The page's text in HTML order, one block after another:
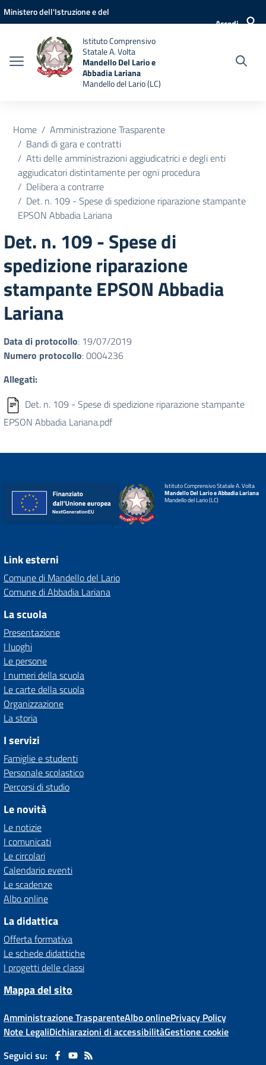
Vai ai contenuti
Vai al menu di navigazione
Vai al footer
Ministero dell'Istruzione e del
Accedi
Istituto Comprensivo
Statale A. Volta
Mandello Del Lario e
Abbadia Lariana
Mandello del Lario (LC)
Home
Amministrazione Trasparente
Bandi di gara e contratti
Atti delle amministrazioni aggiudicatrici e degli enti
aggiudicatori distintamente per ogni procedura
Delibera a contrarre
Det. n. 109 - Spese di spedizione riparazione stampante
EPSON Abbadia Lariana
Det. n. 109 - Spese di
spedizione riparazione
stampante EPSON Abbadia
Lariana
Data di protocollo: 19/07/2019
Numero protocollo: 0004236
Allegati:
Det. n. 109 - Spese di spedizione riparazione stampante
EPSON Abbadia Lariana.pdf
Istituto Comprensivo Statale A. Volta
Mandello Del Lario e Abbadia Lariana
Mandello del Lario (LC)
Link esterni
Comune di Mandello del Lario
Comune di Abbadia Lariana
La scuola
Presentazione
I luoghi
Le persone
I numeri della scuola
Le carte della scuola
Organizzazione
La storia
I servizi
Famiglie e studenti
Personale scolastico
Percorsi di studio
Le novità
Le notizie
I comunicati
Le circolari
Calendario eventi
Le scadenze
Albo online
La didattica
Offerta formativa
Le schede didattiche
I progetti delle classi
Mappa del sito
Amministrazione TrasparenteAlbo onlinePrivacy Policy
Note LegaliDichiarazioni di accessibilitàGestione cookie
Seguici su: